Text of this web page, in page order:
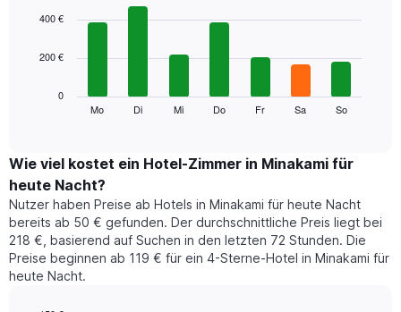
die
Monate
hat
1
Y-
Achse,
die
den
durchschnittlichen
Zimmerpreis
chart
bars.
den
durchschnittlichen
Preis
eines
Zimmers
für
den
jeweiligen
Mo Di Mi Do Fr Sa So
0
200 €
400 €
Wie viel kostet ein Hotel-Zimmer in Minakami für
heute Nacht?
Nutzer haben Preise ab Hotels in Minakami für heute Nacht
bereits ab 50 € gefunden. Der durchschnittliche Preis liegt bei
218 €, basierend auf Suchen in den letzten 72 Stunden. Die
Preise beginnen ab 119 € für ein 4-Sterne-Hotel in Minakami für
heute Nacht.